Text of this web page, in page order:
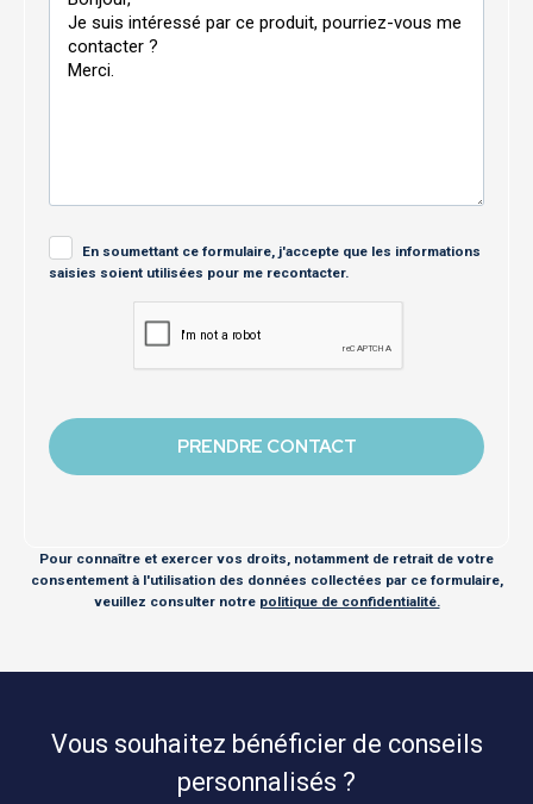
En soumettant ce formulaire, j'accepte que les informations
saisies soient utilisées pour me recontacter.
Pour connaître et exercer vos droits, notamment de retrait de votre
consentement à l'utilisation des données collectées par ce formulaire,
veuillez consulter notre politique de confidentialité.
Vous souhaitez bénéficier de conseils
personnalisés ?